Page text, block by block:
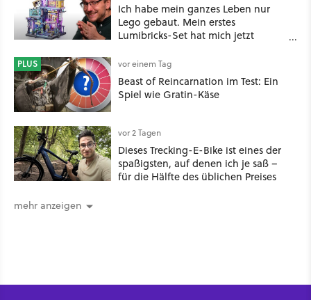
Ich habe mein ganzes Leben nur
Lego gebaut. Mein erstes
Lumibricks-Set hat mich jetzt
Stack im Test
PLUS vor einem Tag
Beast of Reincarnation im Test: Ein
Spiel wie Gratin-Käse
vor 2 Tagen
Dieses Trecking-E-Bike ist eines der
spaßigsten, auf denen ich je saß –
für die Hälfte des üblichen Preises
mehr anzeigen